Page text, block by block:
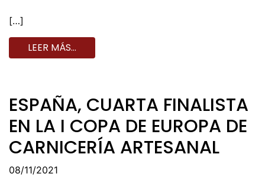
[…]
LEER MÁS…
ESPAÑA, CUARTA FINALISTA
EN LA I COPA DE EUROPA DE
CARNICERÍA ARTESANAL
08/11/2021